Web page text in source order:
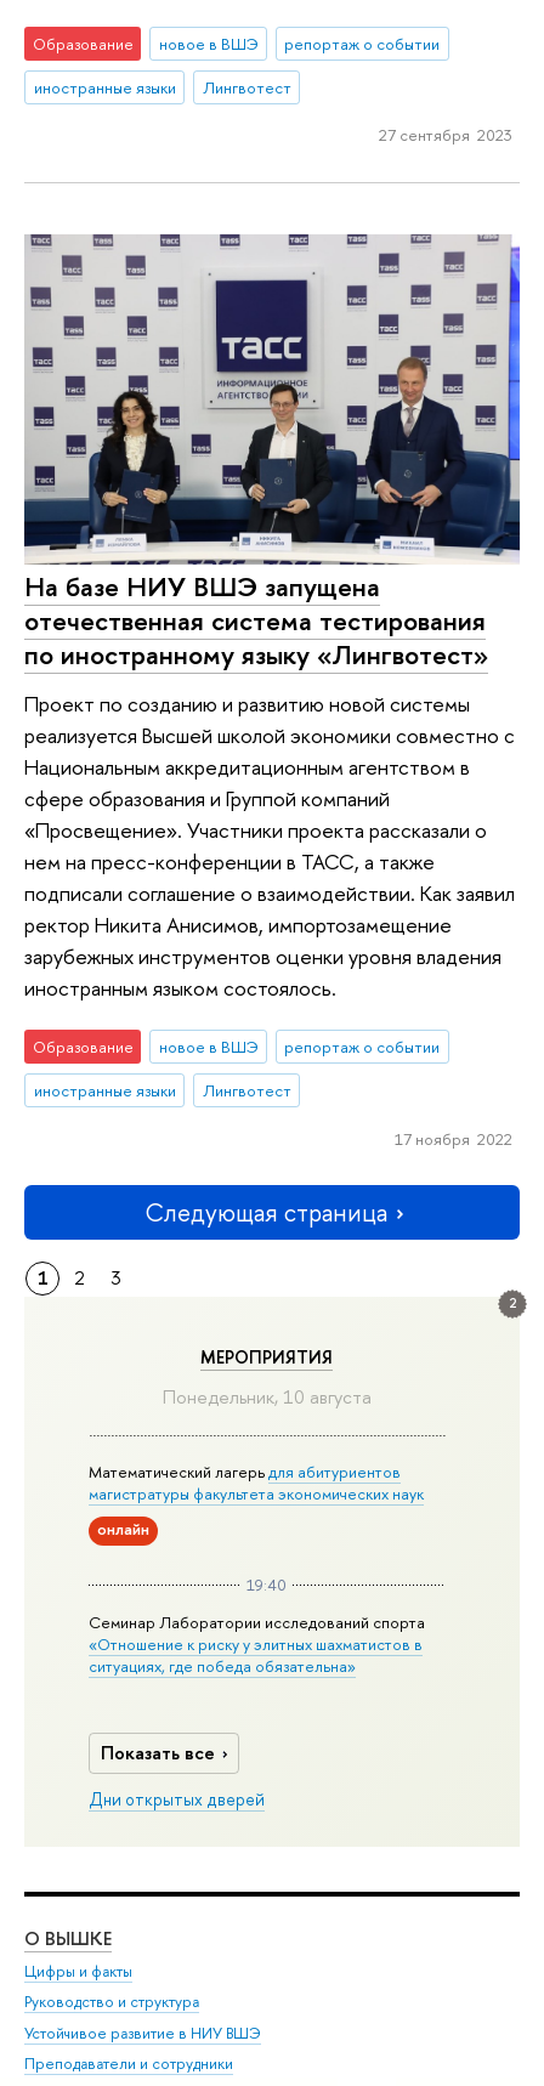
2
МЕРОПРИЯТИЯ
Понедельник, 10 августа
Математический лагерьдля абитуриентов
магистратуры факультета экономических наук
онлайн
19:40
Семинар Лаборатории исследований спорта
«Отношение к риску у элитных шахматистов в
ситуациях, где победа обязательна»
Показать все
Дни открытых дверей
Образование новое в ВШЭ
репортаж о событии
иностранные языки
Лингвотест
27 сентября 2023
На базе НИУ ВШЭ запущена
отечественная система тестирования
по иностранному языку «Лингвотест»
Проект по созданию и развитию новой системы
реализуется Высшей школой экономики совместно с
Национальным аккредитационным агентством в
сфере образования и Группой компаний
«Просвещение». Участники проекта рассказали о
нем на пресс-конференции в ТАСС, а также
подписали соглашение о взаимодействии. Как заявил
ректор Никита Анисимов, импортозамещение
зарубежных инструментов оценки уровня владения
иностранным языком состоялось.
Образование новое в ВШЭ
репортаж о событии
иностранные языки
Лингвотест
17 ноября 2022
Следующая страница
1 2 3
О ВЫШКЕ
Цифры и факты
Руководство и структура
Устойчивое развитие в НИУ ВШЭ
Преподаватели и сотрудники